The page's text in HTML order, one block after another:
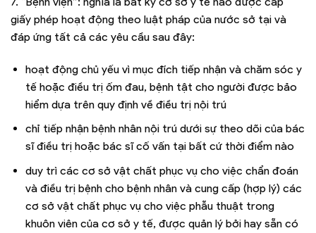
giấy phép hoạt động theo luật pháp của nước sở tại và
đáp ứng tất cả các yêu cầu sau đây:
hoạt động chủ yếu vì mục đích tiếp nhận và chăm sóc y
tế hoặc điều trị ốm đau, bệnh tật cho người được bảo
hiểm dựa trên quy định về điều trị nội trú
chỉ tiếp nhận bệnh nhân nội trú dưới sự theo dõi của bác
sĩ điều trị hoặc bác sĩ cố vấn tại bất cứ thời điểm nào
duy trì các cơ sở vật chất phục vụ cho việc chẩn đoán
và điều trị bệnh cho bệnh nhân và cung cấp (hợp lý) các
cơ sở vật chất phục vụ cho việc phẫu thuật trong
khuôn viên của cơ sở y tế, được quản lý bởi hay sẵn có